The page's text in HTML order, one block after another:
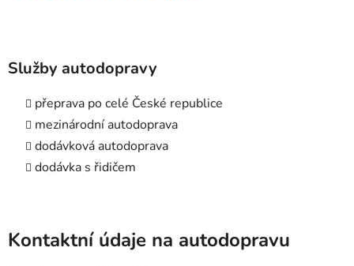
Služby autodopravy
přeprava po celé České republice
mezinárodní autodoprava
dodávková autodoprava
dodávka s řidičem
Kontaktní údaje na autodopravu